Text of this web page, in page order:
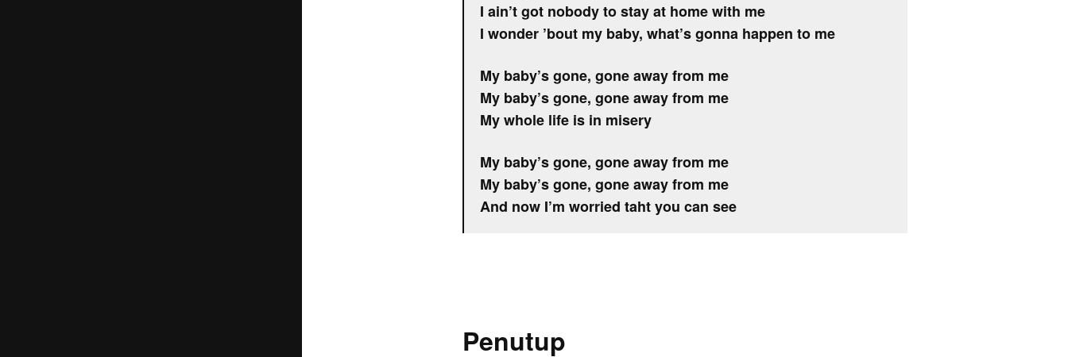
I ain’t got nobody to stay at home with me
I wonder ’bout my baby, what’s gonna happen to me
My baby’s gone, gone away from me
My baby’s gone, gone away from me
My whole life is in misery
My baby’s gone, gone away from me
My baby’s gone, gone away from me
And now I’m worried taht you can see
Penutup